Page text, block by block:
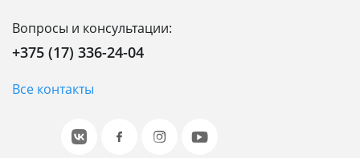
Вопросы и консультации:
+375 (17) 336-24-04
Все контакты